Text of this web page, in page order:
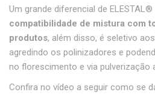
Um grande diferencial de ELESTAL®
compatibilidade de mistura com
produtos, além disso, é seletivo
agredindo os polinizadores e
no florescimento e via pulverização
Confira no vídeo a seguir como se